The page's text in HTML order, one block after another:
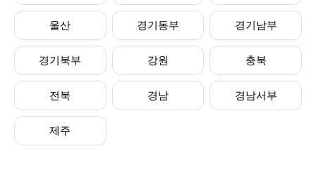
울산 경기동부 경기남부
경기북부 강원 충북
전북 경남 경남서부
제주